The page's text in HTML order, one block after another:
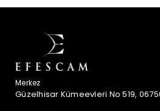
Merkez
Güzelhisar Kümeevleri No 519,